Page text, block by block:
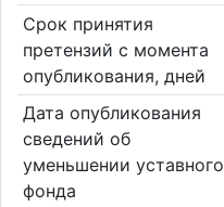
Срок принятия
претензий с момента
опубликования, дней
Дата опубликования
сведений об
уменьшении уставного
фонда